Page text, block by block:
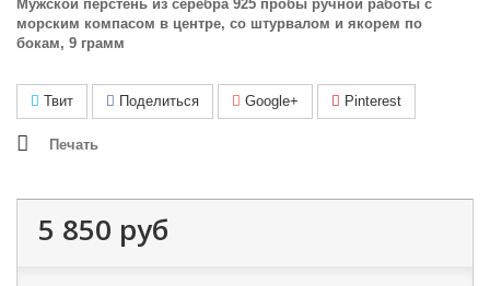
Мужской перстень из серебра 925 пробы ручной работы с
морским компасом в центре, со штурвалом и якорем по
бокам, 9 грамм
Твит Поделиться Google+ Pinterest
Печать
5 850 руб